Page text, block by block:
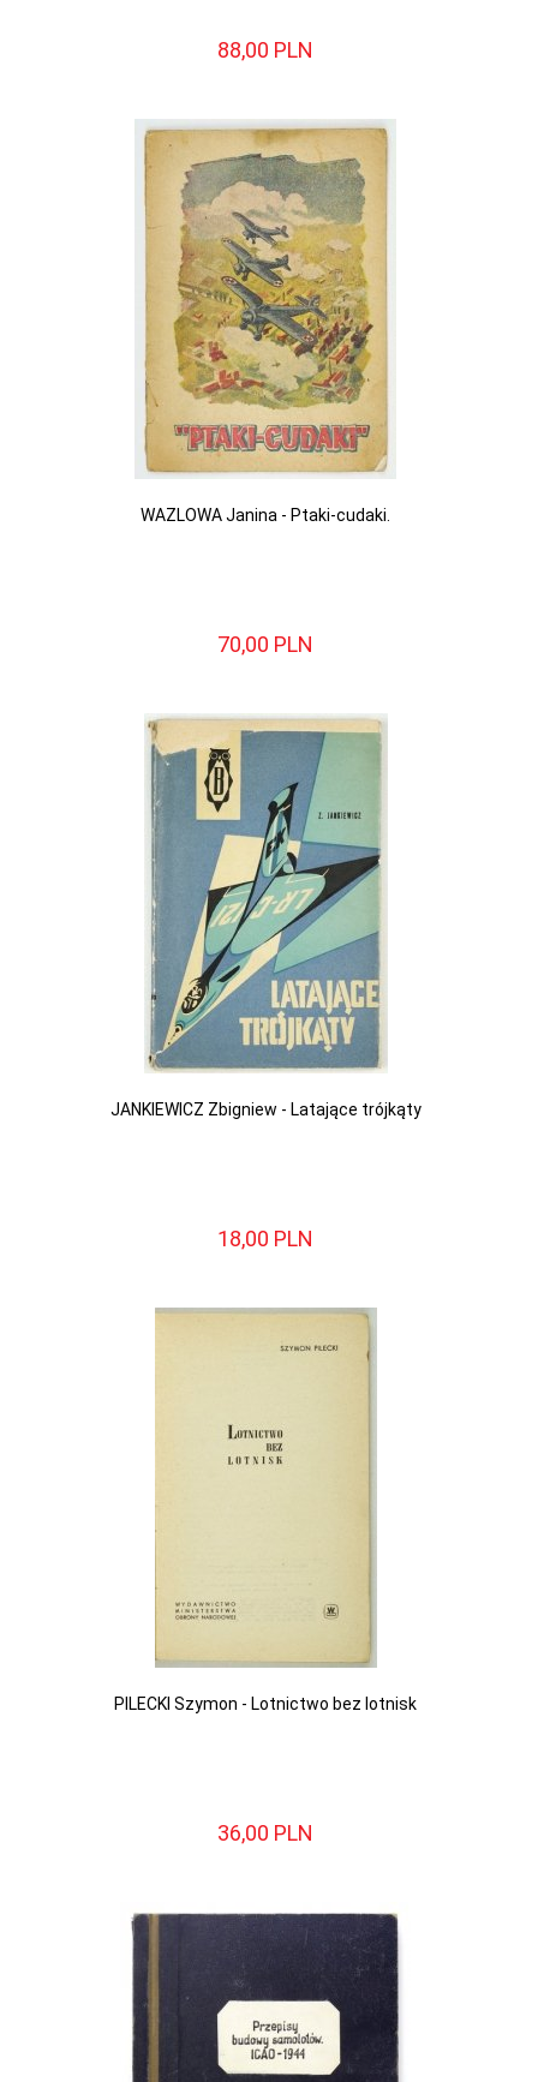
88,00 PLN
WAZLOWA Janina - Ptaki-cudaki.
70,00 PLN
JANKIEWICZ Zbigniew - Latające trójkąty
18,00 PLN
PILECKI Szymon - Lotnictwo bez lotnisk
36,00 PLN